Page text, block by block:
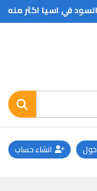
في اسيا اكثر منه
انشاء حساب